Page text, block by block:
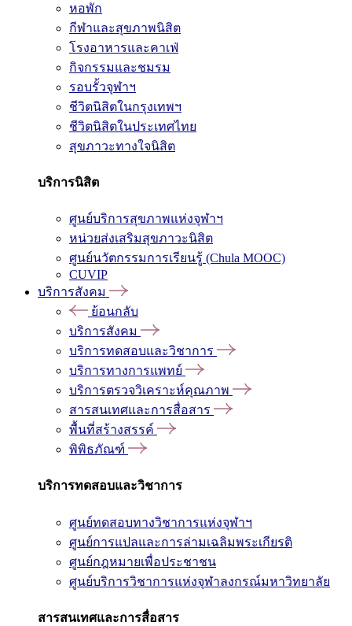
หอพัก
กีฬาและสุขภาพนิสิต
โรงอาหารและคาเฟ่
กิจกรรมและชมรม
รอบรั้วจุฬาฯ
ชีวิตนิสิตในกรุงเทพฯ
ชีวิตนิสิตในประเทศไทย
สุขภาวะทางใจนิสิต
บริการนิสิต
ศูนย์บริการสุขภาพแห่งจุฬาฯ
หน่วยส่งเสริมสุขภาวะนิสิต
ศูนย์นวัตกรรมการเรียนรู้ (Chula MOOC)
CUVIP
บริการสังคม
ย้อนกลับ
บริการสังคม
บริการทดสอบและวิชาการ
บริการทางการแพทย์
บริการตรวจวิเคราะห์คุณภาพ
สารสนเทศและการสื่อสาร
พื้นที่สร้างสรรค์
พิพิธภัณฑ์
บริการทดสอบและวิชาการ
ศูนย์ทดสอบทางวิชาการแห่งจุฬาฯ
ศูนย์การแปลและการล่ามเฉลิมพระเกียรติ
ศูนย์กฎหมายเพื่อประชาชน
ศูนย์บริการวิชาการแห่งจุฬาลงกรณ์มหาวิทยาลัย
สารสนเทศและการสื่อสาร